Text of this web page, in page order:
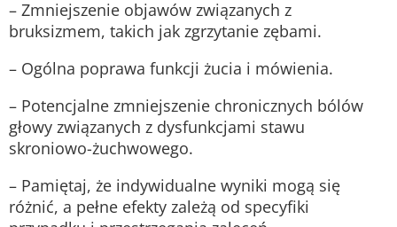
– Zmniejszenie objawów związanych z
bruksizmem, takich jak zgrzytanie zębami.
– Ogólna poprawa funkcji żucia i mówienia.
– Potencjalne zmniejszenie chronicznych bólów
głowy związanych z dysfunkcjami stawu
skroniowo-żuchwowego.
– Pamiętaj, że indywidualne wyniki mogą się
różnić, a pełne efekty zależą od specyfiki